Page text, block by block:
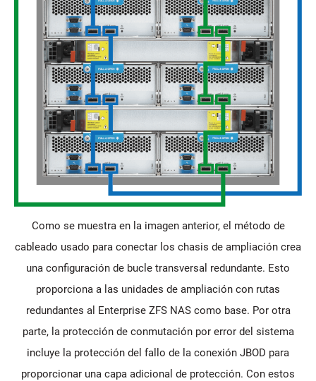
Como se muestra en la imagen anterior, el método de
cableado usado para conectar los chasis de ampliación crea
una configuración de bucle transversal redundante. Esto
proporciona a las unidades de ampliación con rutas
redundantes al Enterprise ZFS NAS como base. Por otra
parte, la protección de conmutación por error del sistema
incluye la protección del fallo de la conexión JBOD para
proporcionar una capa adicional de protección. Con estos